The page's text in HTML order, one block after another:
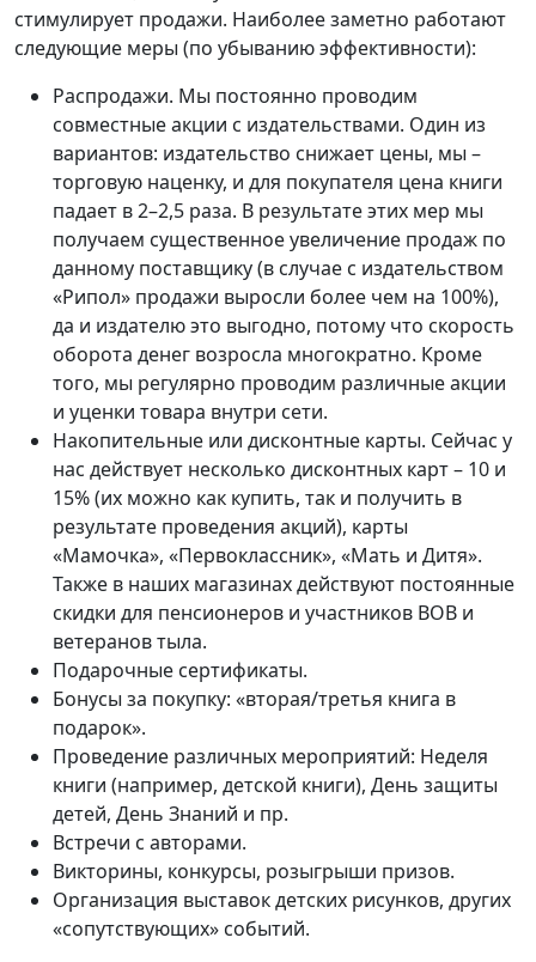
стимулирует продажи. Наиболее заметно работают
следующие меры (по убыванию эффективности):
Распродажи. Мы постоянно проводим
совместные акции с издательствами. Один из
вариантов: издательство снижает цены, мы –
торговую наценку, и для покупателя цена книги
падает в 2–2,5 раза. В результате этих мер мы
получаем существенное увеличение продаж по
данному поставщику (в случае с издательством
«Рипол» продажи выросли более чем на 100%),
да и издателю это выгодно, потому что скорость
оборота денег возросла многократно. Кроме
того, мы регулярно проводим различные акции
и уценки товара внутри сети.
Накопительные или дисконтные карты. Сейчас у
нас действует несколько дисконтных карт – 10 и
15% (их можно как купить, так и получить в
результате проведения акций), карты
«Мамочка», «Первоклассник», «Мать и Дитя».
Также в наших магазинах действуют постоянные
скидки для пенсионеров и участников ВОВ и
ветеранов тыла.
Подарочные сертификаты.
Бонусы за покупку: «вторая/третья книга в
подарок».
Проведение различных мероприятий: Неделя
книги (например, детской книги), День защиты
детей, День Знаний и пр.
Встречи с авторами.
Викторины, конкурсы, розыгрыши призов.
Организация выставок детских рисунков, других
«сопутствующих» событий.